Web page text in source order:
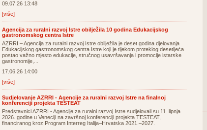
09.07.26 13:48
[više]
Agencija za ruralni razvoj Istre obilježila 10 godina Edukacijskog
gastronomskog centra Istre
AZRRI – Agencija za ruralni razvoj Istre obilježila je deset godina djelovanja
Edukacijskog gastronomskog centra Istre koji je tijekom proteklog desetljeća
postao važno mjesto edukacije, stručnog usavršavanja i promocije istarske
gastronomije,...
17.06.26 14:00
[više]
Sudjelovanje AZRRI - Agencije za ruralni razvoj Istre na finalnoj
konferenciji projekta TESTEAT
Predstavnici AZRRI - Agencije za ruralni razvoj Istre sudjelovali su 11. lipnja
2026. godine u Veneciji na završnoj konferenciji projekta TESTEAT,
financiranog kroz Program Interreg Italija–Hrvatska 2021.–2027.